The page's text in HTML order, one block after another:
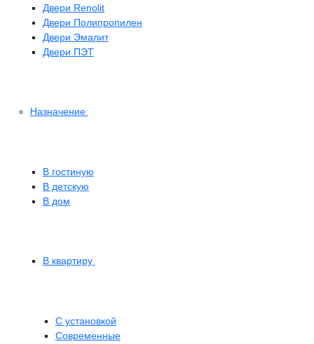
Двери Renolit
Двери Полипропилен
Двери Эмалит
Двери ПЭТ
Назначение
В гостиную
В детскую
В дом
В квартиру
С установкой
Современные